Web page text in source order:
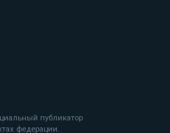
публикатор
федерации.